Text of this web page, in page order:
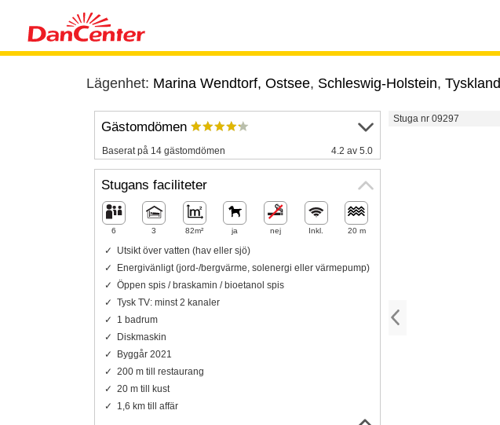
Lägenhet: Marina Wendtorf, Ostsee, Schleswig-Holstein, Tyskland
Stuga nr 09297
Gästomdömen
Baserat på 14 gästomdömen 4.2 av 5.0
Stugans faciliteter
6 3 82m² ja nej Inkl. 20 m
Utsikt över vatten (hav eller sjö)
Energivänligt (jord-/bergvärme, solenergi eller värmepump)
Öppen spis / braskamin / bioetanol spis
Tysk TV: minst 2 kanaler
1 badrum
Diskmaskin
Byggår 2021
200 m till restaurang
20 m till kust
1,6 km till affär